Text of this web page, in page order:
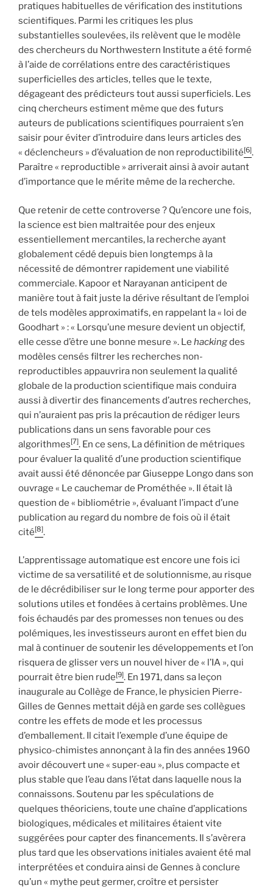
pratiques habituelles de vérification des institutions
scientifiques. Parmi les critiques les plus
substantielles soulevées, ils relèvent que le modèle
des chercheurs du Northwestern Institute a été formé
à l’aide de corrélations entre des caractéristiques
superficielles des articles, telles que le texte,
dégageant des prédicteurs tout aussi superficiels. Les
cinq chercheurs estiment même que des futurs
auteurs de publications scientifiques pourraient s’en
saisir pour éviter d’introduire dans leurs articles des
« déclencheurs » d’évaluation de non reproductibilité[6].
Paraître « reproductible » arriverait ainsi à avoir autant
d’importance que le mérite même de la recherche.
Que retenir de cette controverse ? Qu’encore une fois,
la science est bien maltraitée pour des enjeux
essentiellement mercantiles, la recherche ayant
globalement cédé depuis bien longtemps à la
nécessité de démontrer rapidement une viabilité
commerciale. Kapoor et Narayanan anticipent de
manière tout à fait juste la dérive résultant de l’emploi
de tels modèles approximatifs, en rappelant la « loi de
Goodhart » : « Lorsqu’une mesure devient un objectif,
elle cesse d’être une bonne mesure ». Le hackingdes
modèles censés filtrer les recherches non-
reproductibles appauvrira non seulement la qualité
globale de la production scientifique mais conduira
aussi à divertir des financements d’autres recherches,
qui n’auraient pas pris la précaution de rédiger leurs
publications dans un sens favorable pour ces
algorithmes[7]. En ce sens, La définition de métriques
pour évaluer la qualité d’une production scientifique
avait aussi été dénoncée par Giuseppe Longo dans son
ouvrage « Le cauchemar de Prométhée ». Il était là
question de « bibliométrie », évaluant l’impact d’une
publication au regard du nombre de fois où il était
cité[8].
L’apprentissage automatique est encore une fois ici
victime de sa versatilité et de solutionnisme, au risque
de le décrédibiliser sur le long terme pour apporter des
solutions utiles et fondées à certains problèmes. Une
fois échaudés par des promesses non tenues ou des
polémiques, les investisseurs auront en effet bien du
mal à continuer de soutenir les développements et l’on
risquera de glisser vers un nouvel hiver de « l’IA », qui
pourrait être bien rude[9]. En 1971, dans sa leçon
inaugurale au Collège de France, le physicien Pierre-
Gilles de Gennes mettait déjà en garde ses collègues
contre les effets de mode et les processus
d’emballement. Il citait l’exemple d’une équipe de
physico-chimistes annonçant à la fin des années 1960
avoir découvert une « super-eau », plus compacte et
plus stable que l’eau dans l’état dans laquelle nous la
connaissons. Soutenu par les spéculations de
quelques théoriciens, toute une chaîne d’applications
biologiques, médicales et militaires étaient vite
suggérées pour capter des financements. Il s’avèrera
plus tard que les observations initiales avaient été mal
interprétées et conduira ainsi de Gennes à conclure
qu’un « mythe peut germer, croître et persister